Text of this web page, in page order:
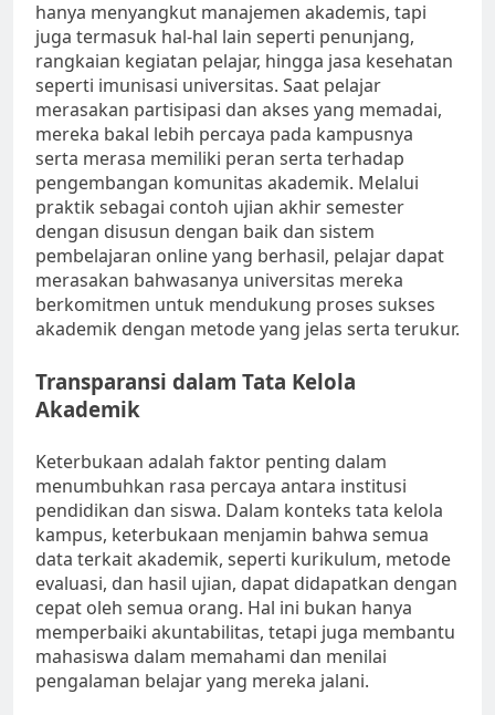
hanya menyangkut manajemen akademis, tapi
juga termasuk hal-hal lain seperti penunjang,
rangkaian kegiatan pelajar, hingga jasa kesehatan
seperti imunisasi universitas. Saat pelajar
merasakan partisipasi dan akses yang memadai,
mereka bakal lebih percaya pada kampusnya
serta merasa memiliki peran serta terhadap
pengembangan komunitas akademik. Melalui
praktik sebagai contoh ujian akhir semester
dengan disusun dengan baik dan sistem
pembelajaran online yang berhasil, pelajar dapat
merasakan bahwasanya universitas mereka
berkomitmen untuk mendukung proses sukses
akademik dengan metode yang jelas serta terukur.
Transparansi dalam Tata Kelola
Akademik
Keterbukaan adalah faktor penting dalam
menumbuhkan rasa percaya antara institusi
pendidikan dan siswa. Dalam konteks tata kelola
kampus, keterbukaan menjamin bahwa semua
data terkait akademik, seperti kurikulum, metode
evaluasi, dan hasil ujian, dapat didapatkan dengan
cepat oleh semua orang. Hal ini bukan hanya
memperbaiki akuntabilitas, tetapi juga membantu
mahasiswa dalam memahami dan menilai
pengalaman belajar yang mereka jalani.